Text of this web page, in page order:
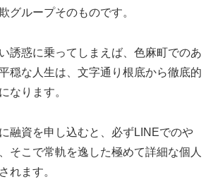
グループそのものです。
誘惑に乗ってしまえば、色麻町でのあ
穏な人生は、文字通り根底から徹底的
なります。
融資を申し込むと、必ずLINEでのや
そこで常軌を逸した極めて詳細な個人
れます。